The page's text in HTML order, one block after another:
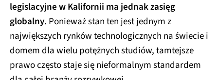
legislacyjne w Kalifornii ma jednak zasięg
globalny. Ponieważ stan ten jest jednym z
największych rynków technologicznych na świecie i
domem dla wielu potężnych studiów, tamtejsze
prawo często staje się nieformalnym standardem